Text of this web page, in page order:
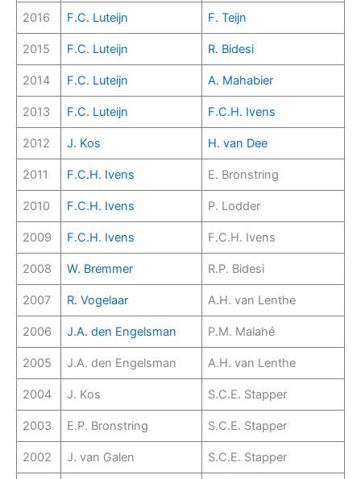
2016 F.C. Luteijn F. Teijn
2015 F.C. Luteijn R. Bidesi
2014 F.C. Luteijn A. Mahabier
2013 F.C. Luteijn F.C.H. Ivens
2012 J. Kos H. van Dee
2011 F.C.H. Ivens E. Bronstring
2010 F.C.H. Ivens P. Lodder
2009 F.C.H. Ivens F.C.H. Ivens
2008 W. Bremmer R.P. Bidesi
2007 R. Vogelaar A.H. van Lenthe
2006 J.A. den Engelsman P.M. Malahé
2005 J.A. den Engelsman A.H. van Lenthe
2004 J. Kos S.C.E. Stapper
2003 E.P. Bronstring S.C.E. Stapper
2002 J. van Galen S.C.E. Stapper